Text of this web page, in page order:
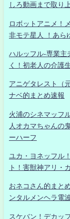
しろ動画まで取り
ロボットアニメ！
非モテ星人 ！あら
ハルッフル-専業主
く！初老人の介護
アニゲタレスト（
ナベ的まとめ速報
火浦のシネマッフ
人オカマちゃんの
ーハーフ
ユカ・ヨネッフル
ト！害獣神アリ・
おネコさん的まと
ンタルメンヘラ電
スケバン！デカッ